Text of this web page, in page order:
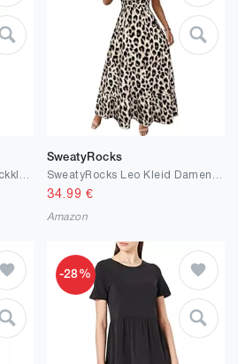
SweatyRocks
34.99 €
Amazon
-28%